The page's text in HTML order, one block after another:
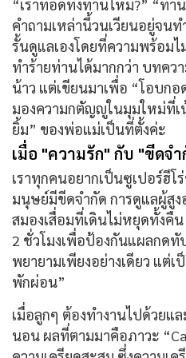
“เราทอดทิ้งท่านไหม?” “ท่า
คำถามเหล่านี้วนเวียนอยู่จนท
รั้นดูแลเองโดยที่ความพร้อม
ทำร้ายท่านได้มากกว่า บทคว
น้าว แต่เขียนมาเพื่อ “โอบก
มองความกตัญญูในมุมใหม่ที่
ยิ้ม” ของพ่อแม่เป็นที่ตั้งค่ะ
เมื่อ "ความรัก" กับ "ขีดจ
เราทุกคนอยากเป็นซูเปอร์ฮีโ
มนุษย์มีขีดจำกัด การดูแลผู้สูง
สมองเสื่อมที่เดินไม่หยุดทั้งคื
2 ชั่วโมงเพื่อป้องกันแผลกดทั
พยายามเพียงอย่างเดียว แต่เ
พักผ่อน”
เมื่อลูกๆ ต้องทำงานไปด้วยแ
นอน ผลที่ตามมาคือภาวะ